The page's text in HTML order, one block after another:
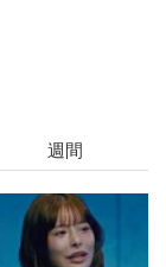
週間